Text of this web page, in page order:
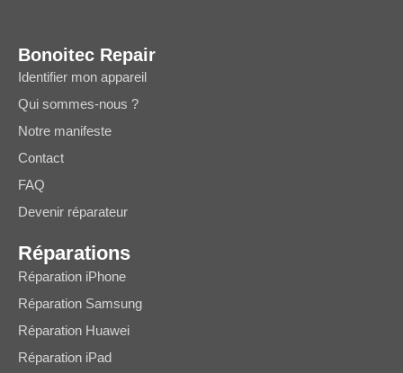
Bonoitec Repair
Identifier mon appareil
Qui sommes-nous ?
Notre manifeste
Contact
FAQ
Devenir réparateur
Réparations
Réparation iPhone
Réparation Samsung
Réparation Huawei
Réparation iPad